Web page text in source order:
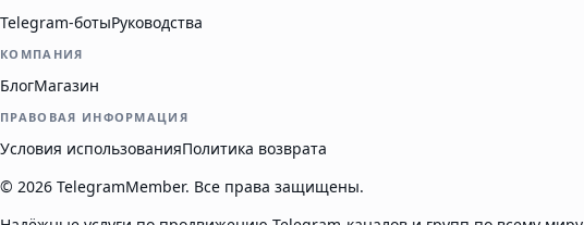
Telegram-ботыРуководства
КОМПАНИЯ
БлогМагазин
ПРАВОВАЯ ИНФОРМАЦИЯ
Условия использованияПолитика возврата
© 2026 TelegramMember. Все права защищены.